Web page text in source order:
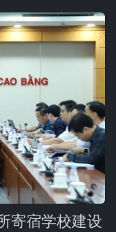
寄宿学校建设